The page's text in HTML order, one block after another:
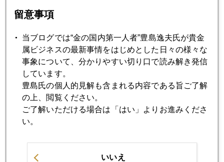
金は今売った方が良いのか
2023年03月29日
ＳＶＢ、預金の８割が流出、健全性テストも免除の衝撃
2023年03月28日
留意事項
当ブログでは“金の国内第一人者”豊島逸夫氏が貴金
属ビジネスの最新事情をはじめとした日々の様々な
事象について、分かりやすい切り口で読み解き発信
しています。
豊島氏の個人的見解も含まれる内容である旨ご了解
の上、閲覧ください。
ご了解いただける場合は「はい」よりお進みくださ
い。
いいえ